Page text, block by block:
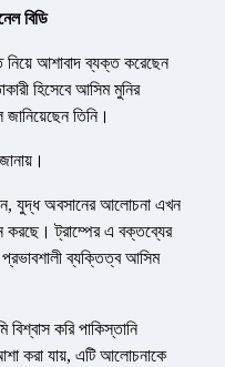
বিডি
নিয়ে আশাবাদ ব্যক্ত করেছেন
হিসেবে আসিম মুনির
তিনি।
যুদ্ধ অবসানের আলোচনা এখন
করছে। ট্রাম্পের এ বক্তব্যের
প্রভাবশালী ব্যক্তিত্ব আসিম
বিশ্বাস করি পাকিস্তানি
করা যায়, এটি আলোচনাকে